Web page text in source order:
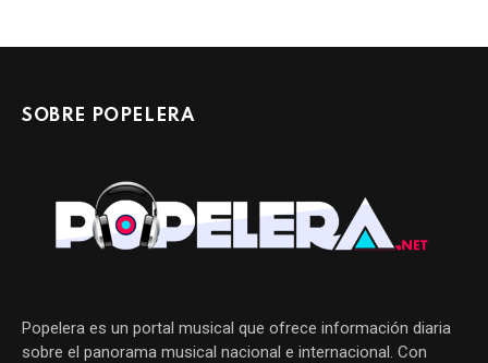
SOBRE POPELERA
Popelera es un portal musical que ofrece información diaria
sobre el panorama musical nacional e internacional. Con